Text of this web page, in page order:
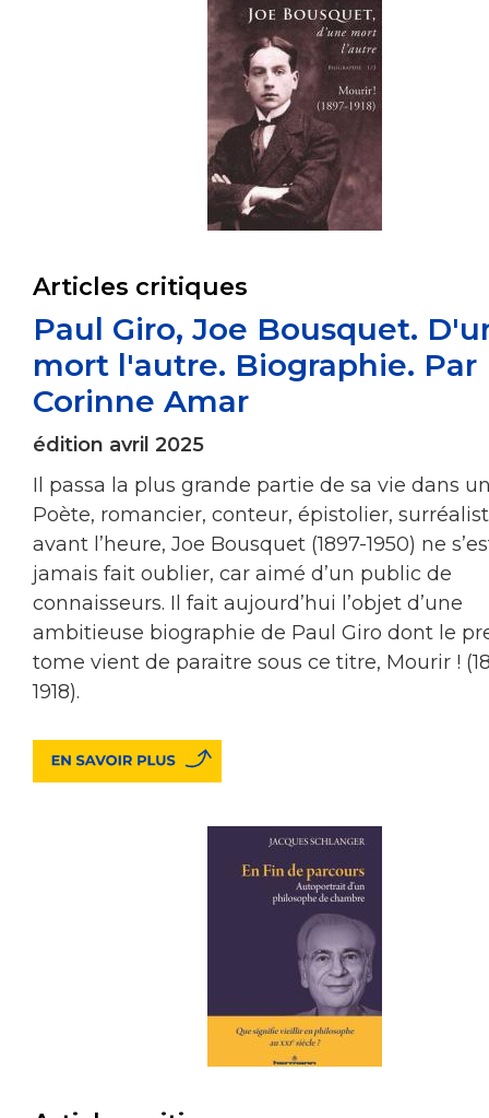
Articles critiques
Paul Giro, Joe Bousquet.
mort l'autre. Biographie. Par
Corinne Amar
édition avril 2025
Il passa la plus grande partie de sa vie dans
Poète, romancier, conteur, épistolier,
avant l’heure, Joe Bousquet (1897-1950) ne
jamais fait oublier, car aimé d’un public de
connaisseurs. Il fait aujourd’hui l’objet d’une
ambitieuse biographie de Paul Giro dont le
tome vient de paraitre sous ce titre, Mourir !
1918).